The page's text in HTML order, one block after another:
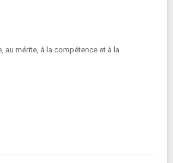
au mérite, à la compétence et à la